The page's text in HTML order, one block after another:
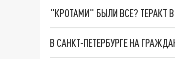
"КРОТАМИ" БЫЛИ ВСЕ? ТЕРАКТ